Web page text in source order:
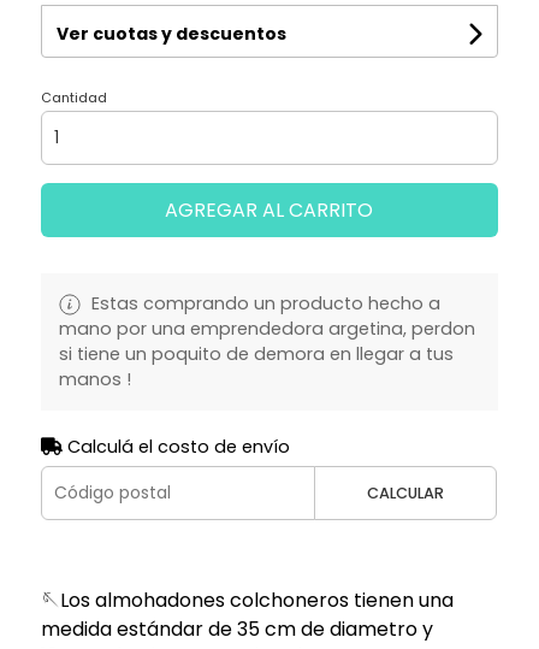
Ver cuotas y descuentos
Cantidad
AGREGAR AL CARRITO
Estas comprando un producto hecho a
mano por una emprendedora argetina, perdon
si tiene un poquito de demora en llegar a tus
manos !
Calculá el costo de envío
CALCULAR
🪡Los almohadones colchoneros tienen una
medida estándar de 35 cm de diametro y